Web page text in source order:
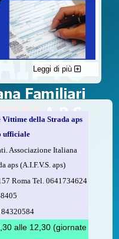
a favore
ai superstiti ed ai
il 5 per mille della
730.
delle
delle associazioni
dell’A.I.F.V.S.:
Leggi di più
della Strada aps
ufficiale
Associazione Italiana
aps (A.I.F.V.S. aps)
Roma Tel. 0641734624
alle 12,30 (giornate